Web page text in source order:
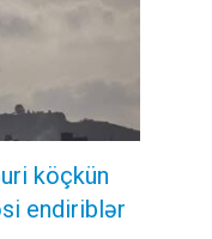
köçkün
endiriblər